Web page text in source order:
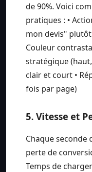
de 90%. Voici
pratiques : •
mon devis"
Couleur
stratégique (haut,
clair et court •
fois par page)
5. Vitesse et
Chaque seconde
perte de
Temps de